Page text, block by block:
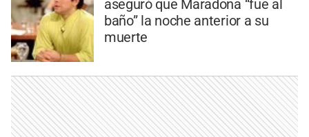
aseguró que Maradona “fue al
baño” la noche anterior a su
muerte